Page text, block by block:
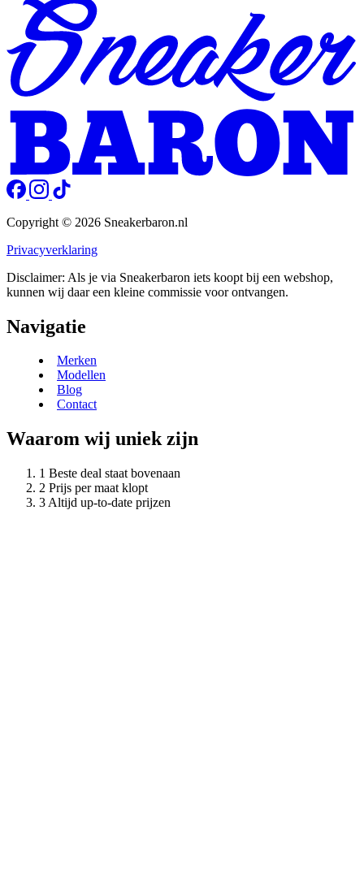
Copyright © 2026 Sneakerbaron.nl
Privacyverklaring
Disclaimer: Als je via Sneakerbaron iets koopt bij een webshop,
kunnen wij daar een kleine commissie voor ontvangen.
Navigatie
Merken
Modellen
Blog
Contact
Waarom wij uniek zijn
Beste deal staat bovenaan
Prijs per maat klopt
Altijd up-to-date prijzen